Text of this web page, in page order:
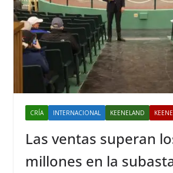
CRÍA INTERNACIONAL KEENELAND
Las ventas superan
millones en la